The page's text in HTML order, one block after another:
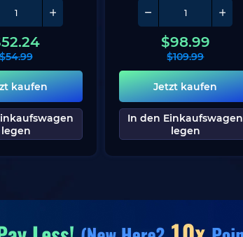
52.24
54.99
kaufen
legen
$98.99
$109.99
Jetzt kaufen
In den Einkaufswagen
legen